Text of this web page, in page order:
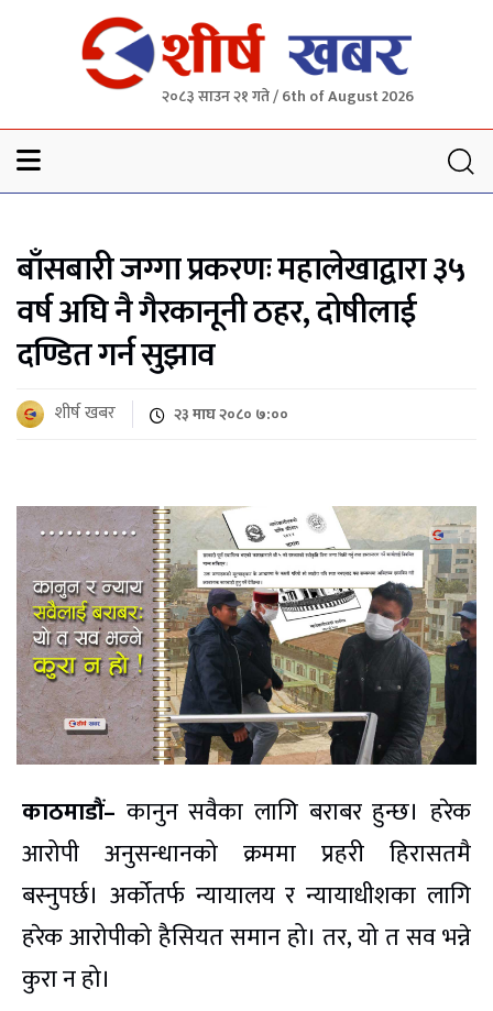
२०८३ साउन २१ गते / 6th of August 2026
बाँसबारी जग्गा प्रकरणः महालेखाद्वारा ३५
वर्ष अघि नै गैरकानूनी ठहर, दोषीलाई
दण्डित गर्न सुझाव
शीर्ष खबर २३ माघ २०८० ७:००
काठमाडौं– कानुन सवैका लागि बराबर हुन्छ। हरेक
आरोपी अनुसन्धानको क्रममा प्रहरी हिरासतमै
बस्नुपर्छ। अर्कोतर्फ न्यायालय र न्यायाधीशका लागि
हरेक आरोपीको हैसियत समान हो। तर, यो त सव भन्ने
कुरा न हो।